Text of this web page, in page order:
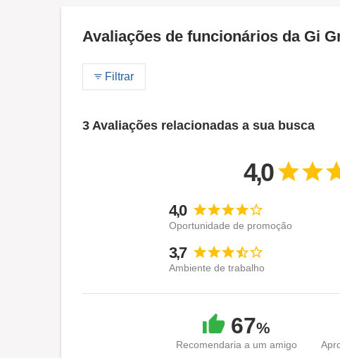
Avaliações de funcionários da Gi
Filtrar
3 Avaliações relacionadas a sua busca
4,0
4,0
Oportunidade de promoção
3,7
Ambiente de trabalho
67%
Recomendaria a um amigo